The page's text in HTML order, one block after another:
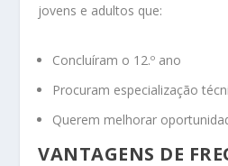
jovens e adultos que:
Concluíram o 12.º ano
Procuram especialização
Querem melhorar
VANTAGENS DE